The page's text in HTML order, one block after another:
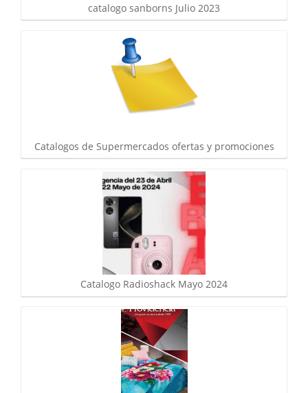
catalogo sanborns Julio 2023
Catalogos de Supermercados ofertas y promociones
Catalogo Radioshack Mayo 2024